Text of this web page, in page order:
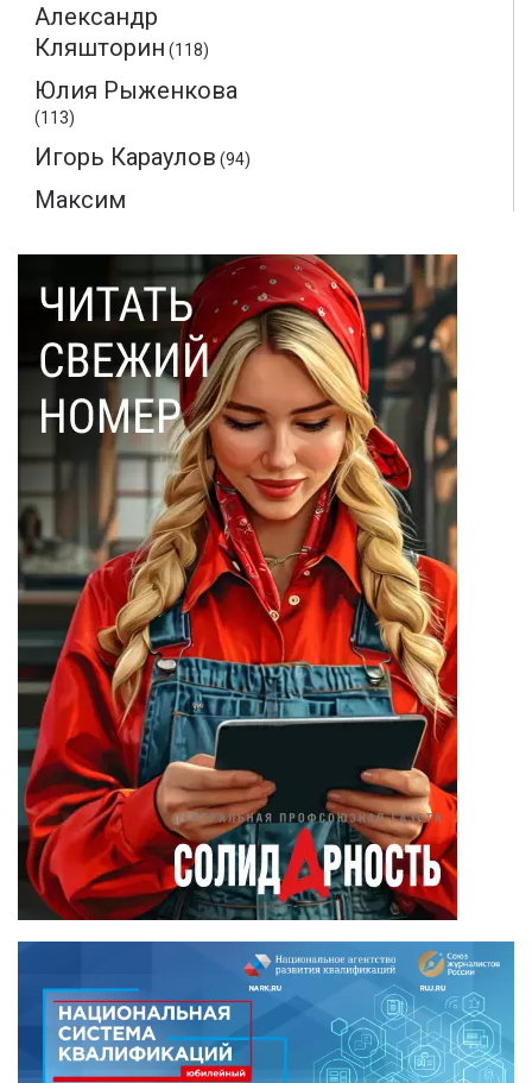
Александр
Кляшторин (118)
Юлия Рыженкова
(113)
Игорь Караулов (94)
Максим
Монте-Кристо(40)
Ольга Соловьева
(28)
Эдмон Дантес(28)
Наталья Кочемина
(23)
Вадим Барабанов
(18)
Дмитрий Чуйков
(18)
Камиль Айсин (18)
Александр
Запесоцкий(16)
Александр
Боданин(15)
Алена Беллис(15)
Александр
Илларионов(14)
Илья Косенков(13)
Александр